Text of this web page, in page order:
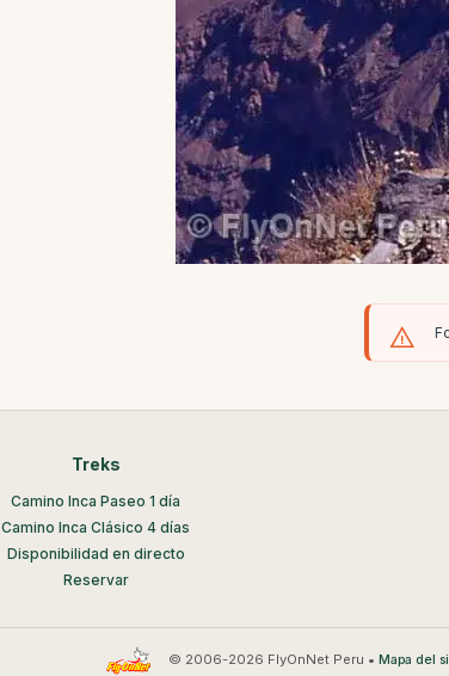
Treks
Camino Inca Paseo 1 día
Camino Inca Clásico 4 días
Disponibilidad en directo
Reservar
© 2006-2026 FlyOnNet Peru •Mapa del